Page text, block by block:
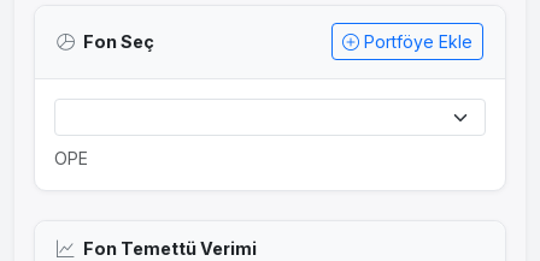
Fon Seç Portföye Ekle
OPE
Fon Temettü Verimi